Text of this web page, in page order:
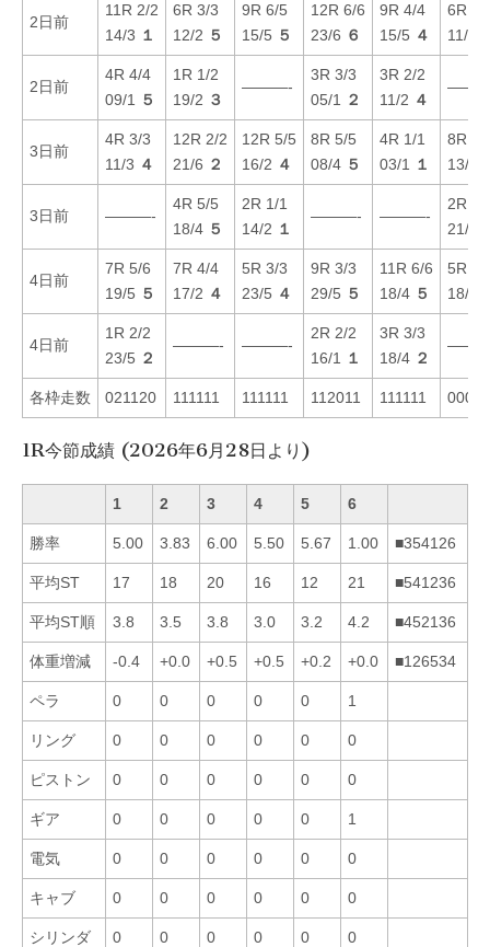
2日前
11R 2/2
14/3 １
6R 3/3
12/2 ５
9R 6/5
15/5 ５
12R 6/6
23/6 ６
9R 4/4
15/5 ４
6R 4/
11/1
2日前
4R 4/4
09/1
５
1R 1/2
19/2 ３
———-
3R 3/3
05/1
２
3R 2/2
11/2 ４
3日前
4R 3/3
11/3 ４
12R 2/2
21/6 ２
12R 5/5
16/2 ４
8R 5/5
08/4 ５
4R 1/1
03/1
１
8R 6/
13/6
3日前 ———-
4R 5/5
18/4 ５
2R 1/1
14/2 １
———- ———-
2R 5/
21/5
4日前
7R 5/6
19/5 ５
7R 4/4
17/2 ４
5R 3/3
23/5 ４
9R 3/3
29/5 ５
11R 6/6
18/4 ５
5R 6/
18/3
4日前
1R 2/2
23/5 ２
———- ———-
2R 2/2
16/1
１
3R 3/3
18/4 ２
各枠走数 021120 111111 111111 112011 111111
1R今節成績 (2026年6月28日より)
1 2 3 4 5 6
勝率 5.00 3.83 6.00 5.50 5.67 1.00 ■354126
平均ST 17 18 20 16 12 21 ■541236
平均ST順 3.8 3.5 3.8 3.0 3.2 4.2 ■452136
体重増減 -0.4 +0.0 +0.5 +0.5 +0.2 +0.0 ■126534
ペラ 0 0 0 0 0 1
リング 0 0 0 0 0 0
ピストン 0 0 0 0 0 0
ギア 0 0 0 0 0 1
電気 0 0 0 0 0 0
キャブ 0 0 0 0 0 0
シリンダ 0 0 0 0 0 0